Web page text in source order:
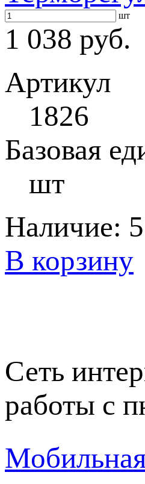
шт
1 038 руб.
Артикул
1826
Базовая
шт
Наличие:
В корзину
Сеть
работы с